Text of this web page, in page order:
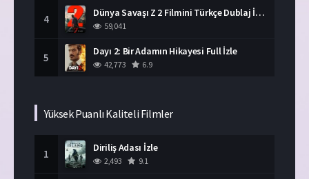
4 Dünya Savaşı Z 2 Filmini Türkçe Dublaj İzle
59,041
5 Dayı 2: Bir Adamın Hikayesi Full İzle
42,773 6.9
Yüksek Puanlı Kaliteli Filmler
1 Diriliş Adası İzle
2,493 9.1